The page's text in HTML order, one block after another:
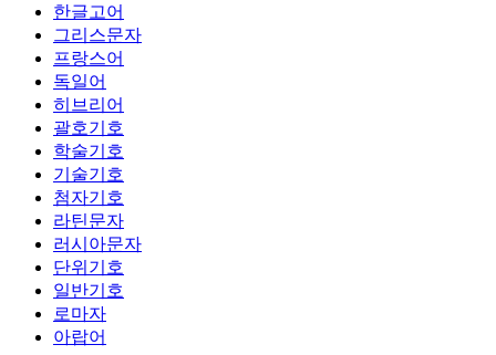
한글고어
그리스문자
프랑스어
독일어
히브리어
괄호기호
학술기호
기술기호
첨자기호
라틴문자
러시아문자
단위기호
일반기호
로마자
아랍어